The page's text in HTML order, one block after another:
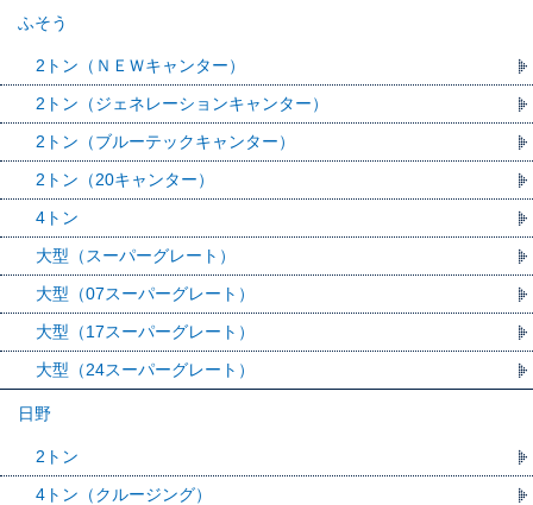
ふそう
2トン（ＮＥＷキャンター）
2トン（ジェネレーションキャンター）
2トン（ブルーテックキャンター）
2トン（20キャンター）
4トン
大型（スーパーグレート）
大型（07スーパーグレート）
大型（17スーパーグレート）
大型（24スーパーグレート）
日野
2トン
4トン（クルージング）